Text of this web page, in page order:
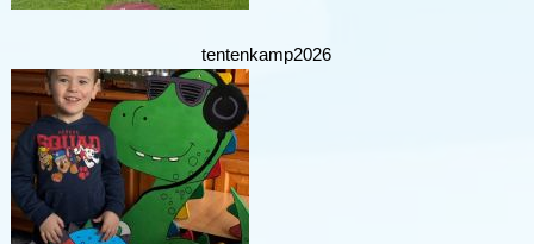
tentenkamp2026